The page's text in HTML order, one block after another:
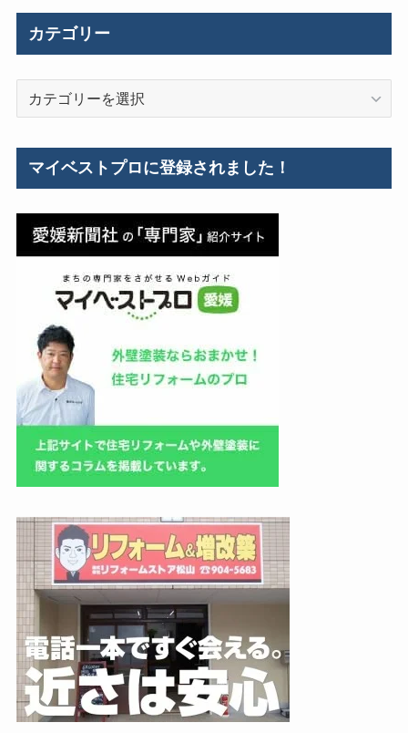
カテゴリー
マイベストプロに登録されました！